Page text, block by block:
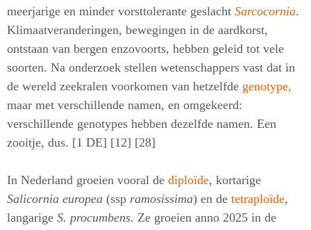
meerjarige en minder vorsttolerante geslacht Sarcocornia.
Klimaatveranderingen, bewegingen in de aardkorst,
ontstaan van bergen enzovoorts, hebben geleid tot vele
soorten. Na onderzoek stellen wetenschappers vast dat in
de wereld zeekralen voorkomen van hetzelfde genotype,
maar met verschillende namen, en omgekeerd:
verschillende genotypes hebben dezelfde namen. Een
zooitje, dus. [1 DE] [12] [28]
In Nederland groeien vooral de diploïde, kortarige
Salicornia europea (ssp ramosissima) en de tetraploïde,
langarige S. procumbens. Ze groeien anno 2025 in de